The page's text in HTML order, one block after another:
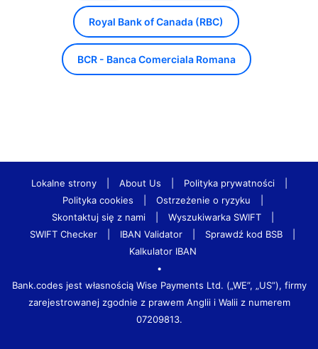
Royal Bank of Canada (RBC)
BCR - Banca Comerciala Romana
Lokalne strony About Us Polityka prywatności
Polityka cookies
Ostrzeżenie o ryzyku
Skontaktuj się z nami
Wyszukiwarka SWIFT
SWIFT Checker
IBAN Validator Sprawdź kod BSB
Kalkulator IBAN
•
Bank.codes jest własnością Wise Payments Ltd. („WE”, „US”), firmy
zarejestrowanej zgodnie z prawem Anglii i Walii z numerem
07209813.